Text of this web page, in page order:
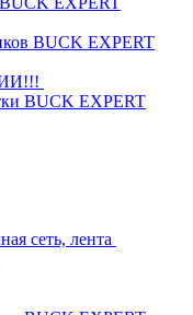
BUCK EXPERT
BUCK EXPERT
сеть, лента